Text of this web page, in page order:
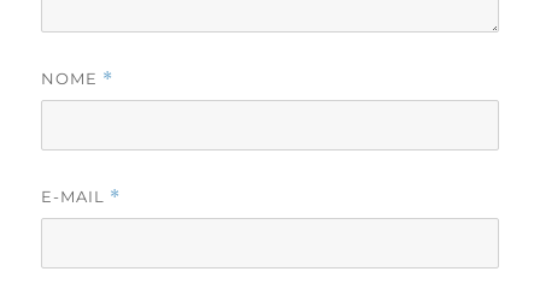
NOME *
E-MAIL *